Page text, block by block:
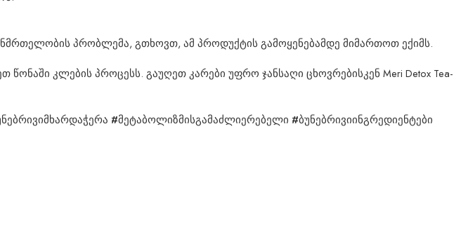
პრობლემა, გთხოვთ, ამ პროდუქტის გამოყენებამდე მიმართოთ ექიმს.
კლების პროცესს. გაუღეთ კარები უფრო ჯანსაღი ცხოვრებისკენ Meri Detox Tea-
#მეტაბოლიზმისგამაძლიერებელი #ბუნებრივიინგრედიენტები